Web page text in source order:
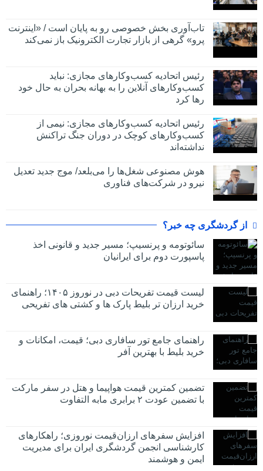
تاب‌آوری بخش خصوصی رو به پایان است / «اینترنت
پرو» گرهی از بازار تجارت الکترونیک باز نمی‌کند
رئیس اتحادیه کسب‌وکارهای مجازی: نباید
کسب‌وکارهای آنلاین را به بهانه بحران به حال خود
رها کرد
رئیس اتحادیه کسب‌وکارهای مجازی: نیمی از
کسب‌وکارهای کوچک در دوران جنگ‌ تراکنش
نداشته‌اند
هوش مصنوعی شغل‌ها را می‌بلعد/ موج جدید تعدیل
نیرو در شرکت‌های فناوری
از گردشگری چه خبر؟
سائوتومه و پرنسیپ؛ مسیر جدید و قانونی اخذ
پاسپورت دوم برای ایرانیان
لیست قیمت تفریحات دبی در نوروز ۱۴۰۵؛ راهنمای
خرید ارزان تر بلیط پارک ها و کشتی های تفریحی
راهنمای جامع تور سافاری دبی؛ قیمت، امکانات و
خرید بلیط با بهترین آفر
تضمین کمترین قیمت هواپیما و هتل در سفر مارکت
با تضمین عودت ۲ برابری مابه التفاوت
افزایش سفرهای ارزان‌قیمت نوروزی؛ راهکارهای
کارشناسی انجمن گردشگری ایران برای مدیریت
ایمن و هوشمند